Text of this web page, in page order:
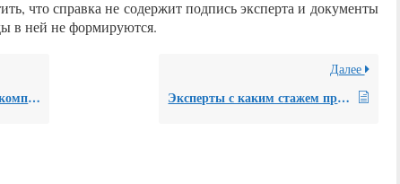
что справка не содержит подпись эксперта и документы
в ней не формируются.
Далее
Эксперты с каким стажем привлекаются для подготовки рецензии?